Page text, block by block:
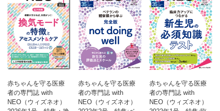
赤ちゃんを守る医療
者の専門誌 with
NEO（ウィズネオ）
赤ちゃんを守る医療
者の専門誌 with
NEO（ウィズネオ）
赤ちゃんを守る医療
者の専門誌 with
NEO（ウィズネオ）